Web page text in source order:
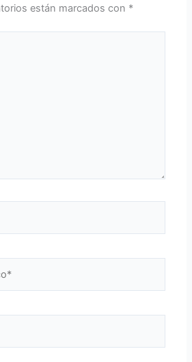
están marcados con *